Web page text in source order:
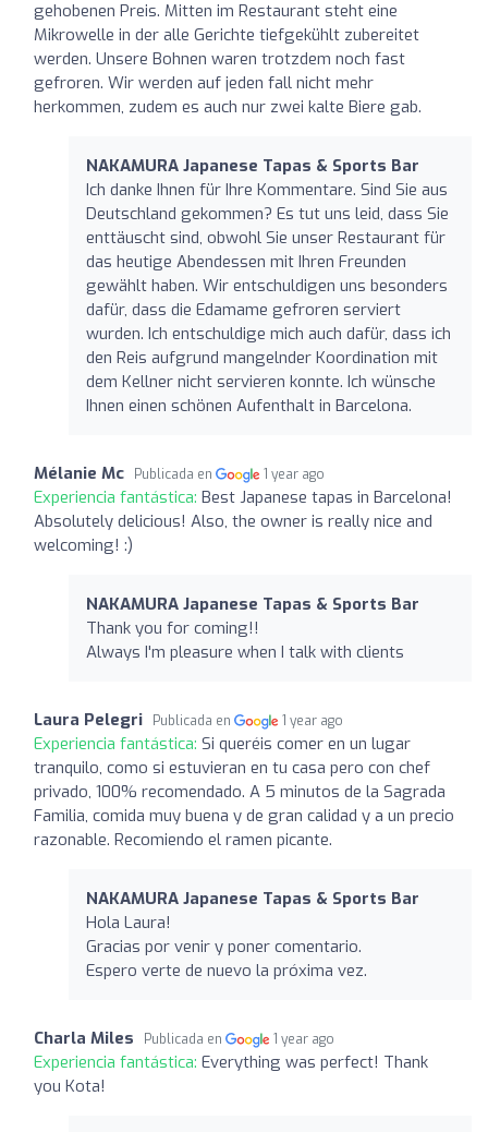
gehobenen Preis. Mitten im Restaurant steht eine
Mikrowelle in der alle Gerichte tiefgekühlt zubereitet
werden. Unsere Bohnen waren trotzdem noch fast
gefroren. Wir werden auf jeden fall nicht mehr
herkommen, zudem es auch nur zwei kalte Biere gab.
NAKAMURA Japanese Tapas & Sports Bar
Ich danke Ihnen für Ihre Kommentare. Sind Sie aus
Deutschland gekommen? Es tut uns leid, dass Sie
enttäuscht sind, obwohl Sie unser Restaurant für
das heutige Abendessen mit Ihren Freunden
gewählt haben. Wir entschuldigen uns besonders
dafür, dass die Edamame gefroren serviert
wurden. Ich entschuldige mich auch dafür, dass ich
den Reis aufgrund mangelnder Koordination mit
dem Kellner nicht servieren konnte. Ich wünsche
Ihnen einen schönen Aufenthalt in Barcelona.
Mélanie Mc Publicada en 1 year ago
Experiencia fantástica: Best Japanese tapas in Barcelona!
Absolutely delicious! Also, the owner is really nice and
welcoming! :)
NAKAMURA Japanese Tapas & Sports Bar
Thank you for coming!!
Always I'm pleasure when I talk with clients
Laura Pelegri Publicada en 1 year ago
Experiencia fantástica: Si queréis comer en un lugar
tranquilo, como si estuvieran en tu casa pero con chef
privado, 100% recomendado. A 5 minutos de la Sagrada
Familia, comida muy buena y de gran calidad y a un precio
razonable. Recomiendo el ramen picante.
NAKAMURA Japanese Tapas & Sports Bar
Hola Laura!
Gracias por venir y poner comentario.
Espero verte de nuevo la próxima vez.
Charla Miles Publicada en 1 year ago
Experiencia fantástica: Everything was perfect! Thank
you Kota!